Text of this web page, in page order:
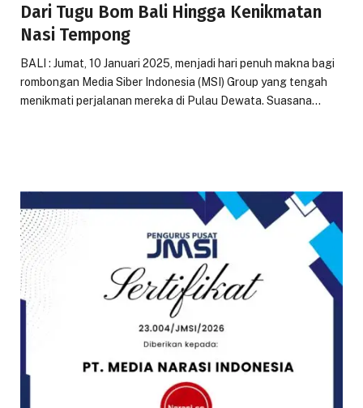
Dari Tugu Bom Bali Hingga Kenikmatan
Nasi Tempong
BALI : Jumat, 10 Januari 2025, menjadi hari penuh makna bagi
rombongan Media Siber Indonesia (MSI) Group yang tengah
menikmati perjalanan mereka di Pulau Dewata. Suasana…